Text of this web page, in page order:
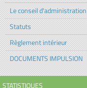
Le conseil d'administration
Statuts
Règlement intérieur
DOCUMENTS IMPULSION
STATISTIQUES